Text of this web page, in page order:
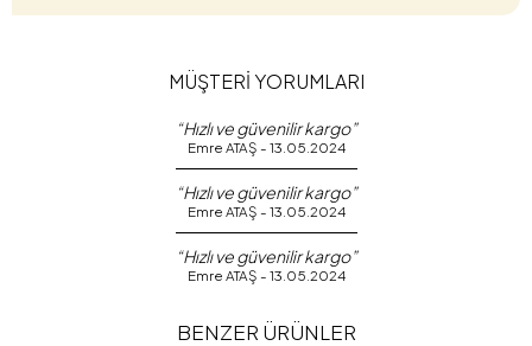
MÜŞTERİ YORUMLARI
“Hızlı ve güvenilir kargo”
Emre ATAŞ - 13.05.2024
“Hızlı ve güvenilir kargo”
Emre ATAŞ - 13.05.2024
“Hızlı ve güvenilir kargo”
Emre ATAŞ - 13.05.2024
BENZER ÜRÜNLER